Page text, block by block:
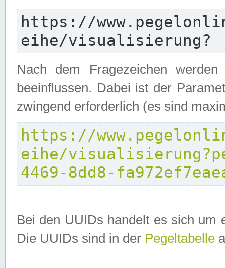
https://
eihe/visualisierung?
Nach dem Fragezeichen
beeinflussen. Dabei ist der
zwingend erforderlich (es sind
https://
eihe/
4469-8dd8-
Bei den UUIDs handelt es sich um
Die UUIDs sind in der Pegeltabelle